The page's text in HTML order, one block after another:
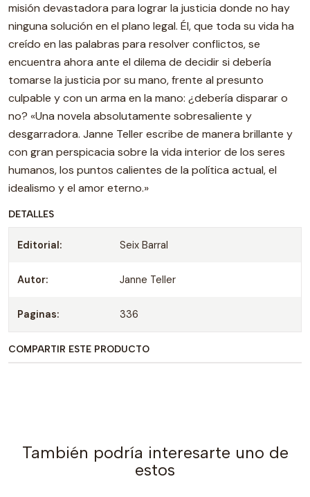
misión devastadora para lograr la justicia donde no hay
ninguna solución en el plano legal. Él, que toda su vida ha
creído en las palabras para resolver conflictos, se
encuentra ahora ante el dilema de decidir si debería
tomarse la justicia por su mano, frente al presunto
culpable y con un arma en la mano: ¿debería disparar o
no? «Una novela absolutamente sobresaliente y
desgarradora. Janne Teller escribe de manera brillante y
con gran perspicacia sobre la vida interior de los seres
humanos, los puntos calientes de la política actual, el
idealismo y el amor eterno.»
DETALLES
Editorial: Seix Barral
Autor: Janne Teller
Paginas: 336
COMPARTIR ESTE PRODUCTO
También podría interesarte uno de
estos